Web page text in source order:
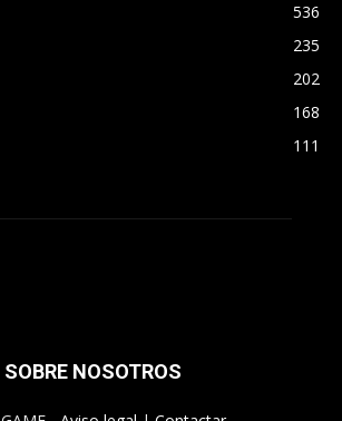
536
235
202
168
111
SOBRE NOSOTROS